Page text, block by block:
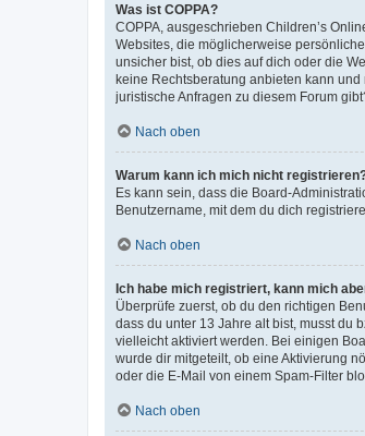
Was ist COPPA?
COPPA, ausgeschrieben Children’s
Websites, die möglicherweise
unsicher bist, ob dies auf dich oder die
keine Rechtsberatung anbieten kann
juristische Anfragen zu diesem Forum
Nach oben
Warum kann ich mich nicht
Es kann sein, dass die Board-
Benutzername, mit dem du dich
Nach oben
Ich habe mich registriert, kann mich
Überprüfe zuerst, ob du den richtigen
dass du unter 13 Jahre alt bist, musst du
vielleicht aktiviert werden. Bei einigen
wurde dir mitgeteilt, ob eine Aktivierung
oder die E-Mail von einem Spam-Filter
Nach oben